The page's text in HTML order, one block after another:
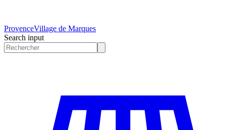
ProvenceVillage de Marques
Search input